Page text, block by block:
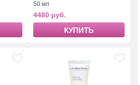
50 мл
4480 руб.
КУПИТЬ